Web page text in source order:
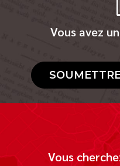
Vous avez
Vous